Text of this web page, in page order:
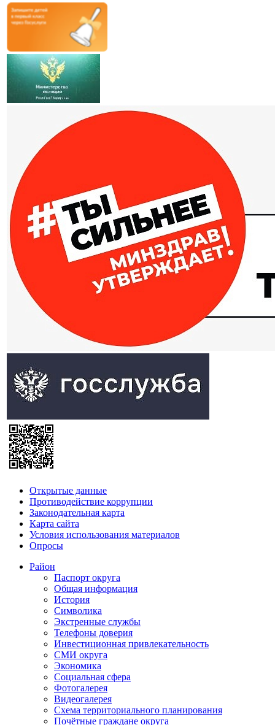
Открытые данные
Противодействие коррупции
Законодательная карта
Карта сайта
Условия использования материалов
Опросы
Район
Паспорт округа
Общая информация
История
Символика
Экстренные службы
Телефоны доверия
Инвестиционная привлекательность
СМИ округа
Экономика
Социальная сфера
Фотогалерея
Видеогалерея
Схема территориального планирования
Почётные граждане округа